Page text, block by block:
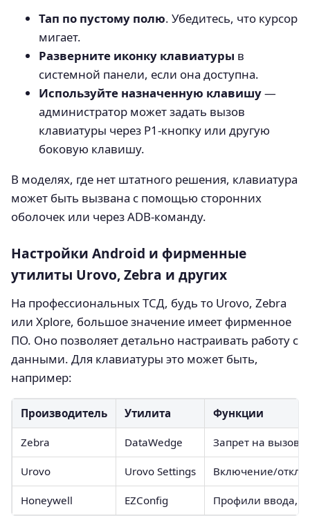
Тап по пустому полю. Убедитесь, что курсор
мигает.
Разверните иконку клавиатуры в
системной панели, если она доступна.
Используйте назначенную клавишу—
администратор может задать вызов
клавиатуры через P1-кнопку или другую
боковую клавишу.
В моделях, где нет штатного решения, клавиатура
может быть вызвана с помощью сторонних
оболочек или через ADB-команду.
Настройки Android и фирменные
утилиты Urovo, Zebra и других
На профессиональных ТСД, будь то Urovo, Zebra
или Xplore, большое значение имеет фирменное
ПО. Оно позволяет детально настраивать работу с
данными. Для клавиатуры это может быть,
например:
Производитель Утилита Функции
Zebra DataWedge Запрет на вызов
Urovo Urovo Settings Включение/
Honeywell EZConfig Профили ввода,